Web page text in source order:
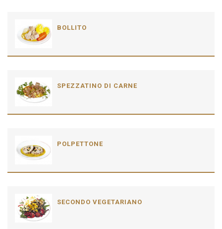
BOLLITO
SPEZZATINO DI CARNE
POLPETTONE
SECONDO VEGETARIANO